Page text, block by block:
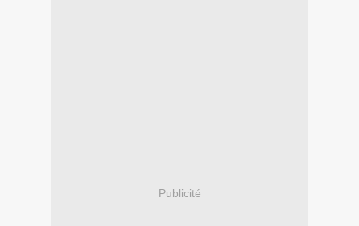
Publicité